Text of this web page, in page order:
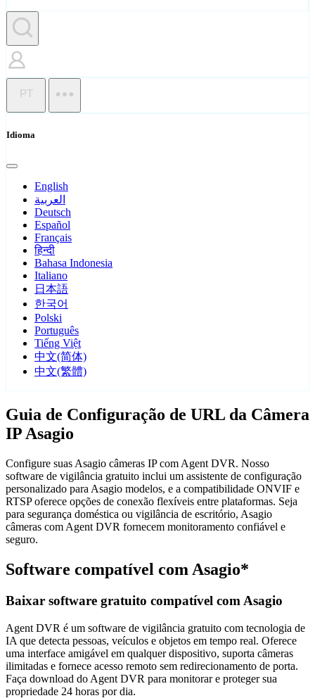
PT
Idioma
English
العربية
Deutsch
Español
Français
हिन्दी
Bahasa Indonesia
Italiano
日本語
한국어
Polski
Português
Tiếng Việt
中文(简体)
中文(繁體)
Guia de Configuração de URL da Câmera
IP Asagio
Configure suas Asagio câmeras IP com Agent DVR. Nosso
software de vigilância gratuito inclui um assistente de configuração
personalizado para Asagio modelos, e a compatibilidade ONVIF e
RTSP oferece opções de conexão flexíveis entre plataformas. Seja
para segurança doméstica ou vigilância de escritório, Asagio
câmeras com Agent DVR fornecem monitoramento confiável e
seguro.
Software compatível com Asagio*
Baixar software gratuito compatível com Asagio
Agent DVR é um software de vigilância gratuito com tecnologia de
IA que detecta pessoas, veículos e objetos em tempo real. Oferece
uma interface amigável em qualquer dispositivo, suporta câmeras
ilimitadas e fornece acesso remoto sem redirecionamento de porta.
Faça download do Agent DVR para monitorar e proteger sua
propriedade 24 horas por dia.